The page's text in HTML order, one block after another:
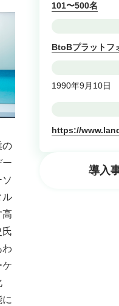
101〜500名
BtoBプラットフ
1990年9月10日
https://
導入
の
ー
ル
高
氏
わ
ケ